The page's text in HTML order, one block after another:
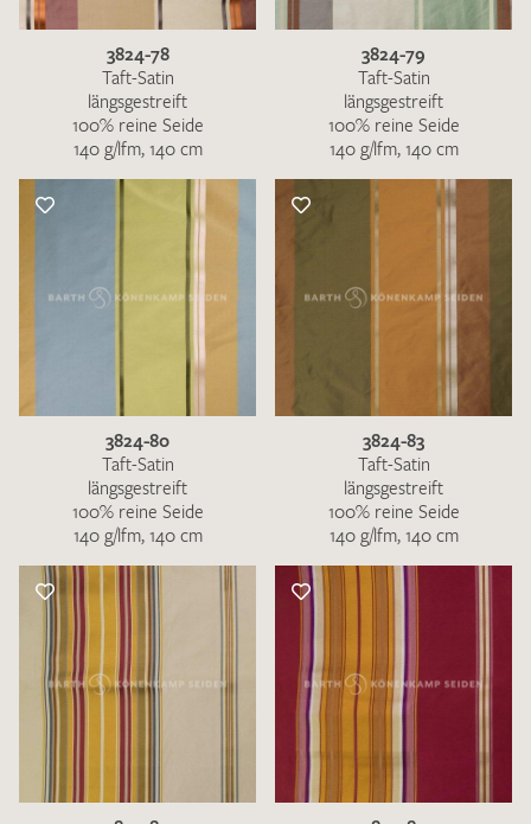
3824-78
Taft-Satin
längsgestreift
100% reine Seide
140 g/lfm, 140 cm
3824-79
Taft-Satin
längsgestreift
100% reine Seide
140 g/lfm, 140 cm
3824-80
Taft-Satin
längsgestreift
100% reine Seide
140 g/lfm, 140 cm
3824-83
Taft-Satin
längsgestreift
100% reine Seide
140 g/lfm, 140 cm